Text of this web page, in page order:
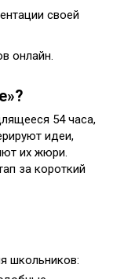
своей
онлайн.
54 часа,
идеи,
их жюри.
за короткий
школьников: